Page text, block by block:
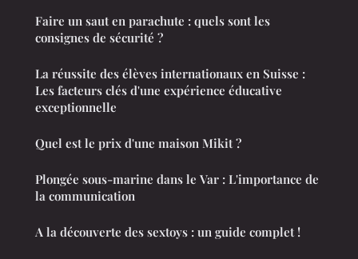
Faire un saut en parachute : quels sont les
consignes de sécurité ?
La réussite des élèves internationaux en Suisse :
Les facteurs clés d'une expérience éducative
exceptionnelle
Quel est le prix d'une maison Mikit ?
Plongée sous-marine dans le Var : L'importance de
la communication
A la découverte des sextoys : un guide complet !